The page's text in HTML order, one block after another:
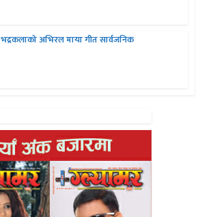
भद्रकलाको अभिरल माया गीत सार्वजनिक